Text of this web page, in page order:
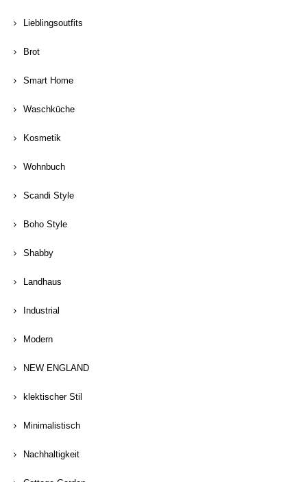
Lieblingsoutfits
Brot
Smart Home
Waschküche
Kosmetik
Wohnbuch
Scandi Style
Boho Style
Shabby
Landhaus
Industrial
Modern
NEW ENGLAND
klektischer Stil
Minimalistisch
Nachhaltigkeit